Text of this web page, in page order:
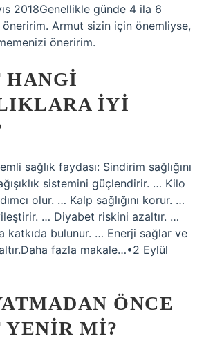
2018Genellikle günde 4 ila 6
Armut sizin için önemliyse,
öneririm.
HANGI
IYI
sağlık faydası: Sindirim sağlığını
sistemini güçlendirir. … Kilo
olur. … Kalp sağlığını korur. …
… Diyabet riskini azaltır. …
katkıda bulunur. … Enerji sağlar ve
fazla makale…•2 Eylül
ÖNCE
YENIR MI?